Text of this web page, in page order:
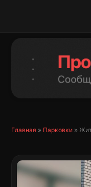
Главная » Парковки »